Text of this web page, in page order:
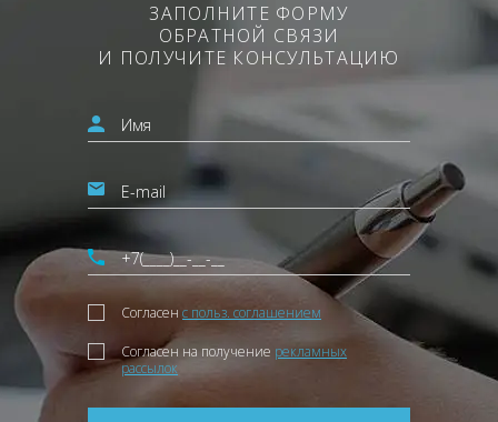
ЗАПОЛНИТЕ ФОРМУ
ОБРАТНОЙ СВЯЗИ
И ПОЛУЧИТЕ КОНСУЛЬТАЦИЮ
Согласен с польз. соглашением
Согласен на получение рекламных
рассылок